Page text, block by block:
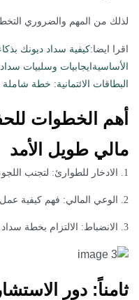
لذلك من المهم والضروري
اقرا ايضا:كيفية سداد ديونك
الأساسيةايجابيات وسلبيات سداد
البطاقات الائتمانية: خطة شاملة
أهم الخطوات
مالي طويل الأمد
1. الادخار للطوارئ: لتجنب اللجوء للاقتراض المفاجئ.
2. الوعي المالي: فهم كيفية عمل الفوائد والعقوبات على التأخير.
3. الانضباط: الالتزام بخطة سداد الدين مهما كانت التحديات.
ثامناً: دور